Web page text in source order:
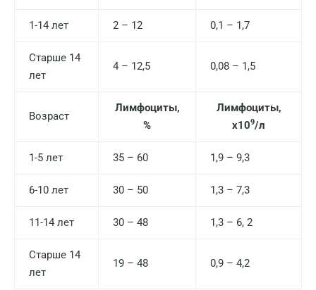
1-14 лет 2 – 12 0,1 – 1,7
Старше 14
лет
4 – 12,5 0,08 – 1,5
Возраст
Лимфоциты,
%
Лимфоциты,
х109/л
1-5 лет 35 – 60 1,9 – 9,3
6-10 лет 30 – 50 1,3 – 7,3
11-14 лет 30 – 48 1,3 – 6, 2
Старше 14
лет
19 – 48 0,9 – 4,2
Дзержинск
Дзержинский
Долгопрудный
Екатеринбург
Жуковский
Звенигород